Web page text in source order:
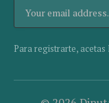
Para registrarte,